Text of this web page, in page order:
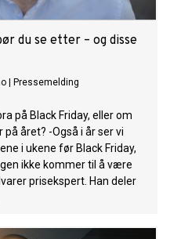
du se etter – og disse
Pressemelding
på Black Friday, eller om
året? -Også i år ser vi
i ukene før Black Friday,
ikke kommer til å være
prisekspert. Han deler